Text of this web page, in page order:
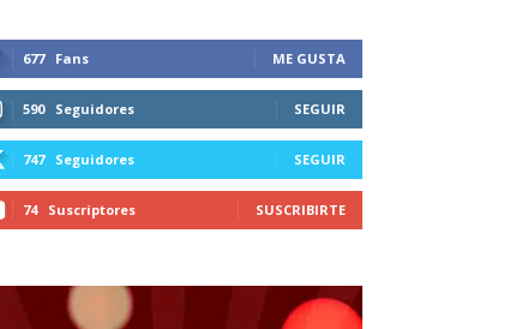
677 Fans ME GUSTA
590 Seguidores SEGUIR
747 Seguidores SEGUIR
74 Suscriptores SUSCRIBIRTE